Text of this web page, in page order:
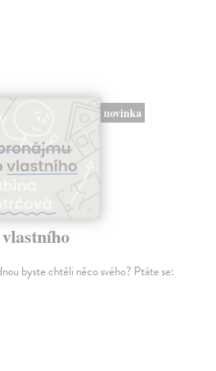
novinka
byste chtěli něco svého? Ptáte se: